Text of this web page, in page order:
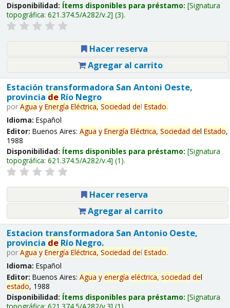
Disponibilidad: Ítems disponibles para préstamo: Signatura
topográfica: 621.374.5/A282/v.2 (3).
Hacer reserva
Agregar al carrito
Estación transformadora San Antoni Oeste,
provincia deRío Negro
por Agua y Energía Eléctrica, Sociedad del Estado.
Idioma: Español
Editor: Buenos Aires: Agua y Energía Eléctrica, Sociedad del Estado,
1988
Disponibilidad: Ítems disponibles para préstamo: Signatura
topográfica: 621.374.5/A282/v.4 (1).
Hacer reserva
Agregar al carrito
Estacion transformadora San Antonio Oeste,
provincia deRío Negro.
por Agua y Energía Eléctrica, Sociedad del Estado.
Idioma: Español
Editor: Buenos Aires: Agua y energía eléctrica, sociedad del
estado, 1988
Disponibilidad: Ítems disponibles para préstamo: Signatura